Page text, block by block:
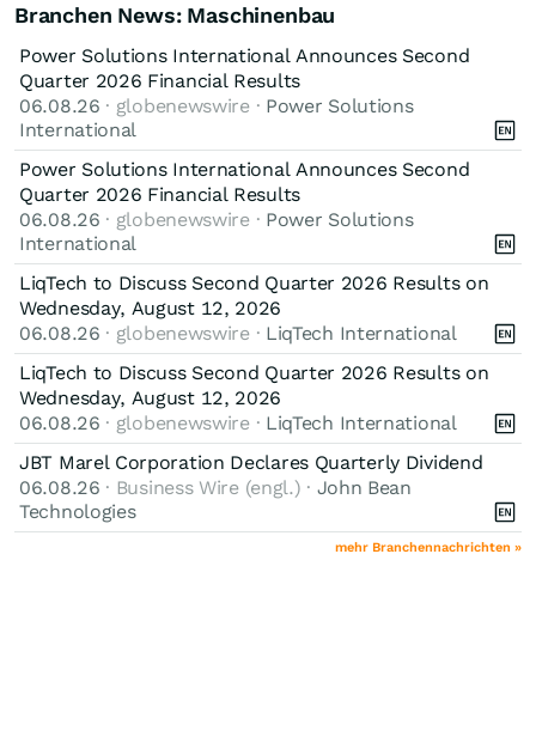
Branchen News: Maschinenbau
Power Solutions International Announces Second
Quarter 2026 Financial Results
06.08.26 · globenewswire · Power Solutions
International
Power Solutions International Announces Second
Quarter 2026 Financial Results
06.08.26 · globenewswire · Power Solutions
International
LiqTech to Discuss Second Quarter 2026 Results on
Wednesday, August 12, 2026
06.08.26 · globenewswire · LiqTech International
LiqTech to Discuss Second Quarter 2026 Results on
Wednesday, August 12, 2026
06.08.26 · globenewswire · LiqTech International
JBT Marel Corporation Declares Quarterly Dividend
06.08.26 · Business Wire (engl.) · John Bean
Technologies
mehr Branchennachrichten »